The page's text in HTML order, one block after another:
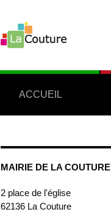
ACCUEIL
MAIRIE DE LA COUTURE
2 place de l'église
62136 La Couture